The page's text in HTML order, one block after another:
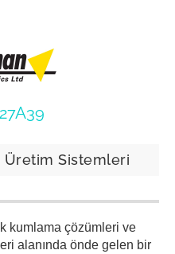
Sistemleri
kumlama çözümleri ve
alanında önde gelen bir